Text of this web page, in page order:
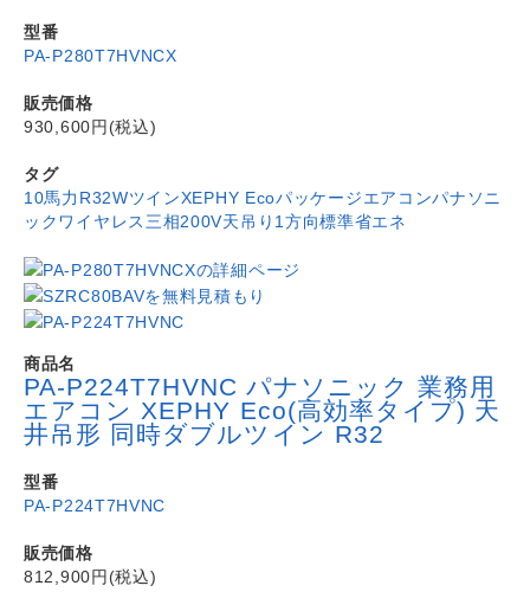
型番
PA-P280T7HVNCX
販売価格
930,600円(税込)
タグ
10馬力 R32WツインXEPHY Ecoパッケージエアコンパナソニ
ックワイヤレス 三相200V天吊り1方向標準省エネ
商品名
PA-P224T7HVNC パナソニック 業務用
エアコン XEPHY Eco(高効率タイプ) 天
井吊形 同時ダブルツイン R32
型番
PA-P224T7HVNC
販売価格
812,900円(税込)